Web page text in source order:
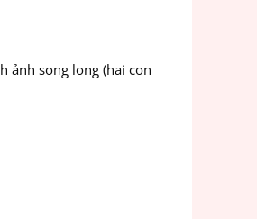
ảnh song long (hai con